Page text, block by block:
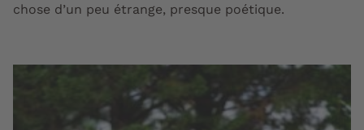
chose d’un peu étrange, presque poétique.